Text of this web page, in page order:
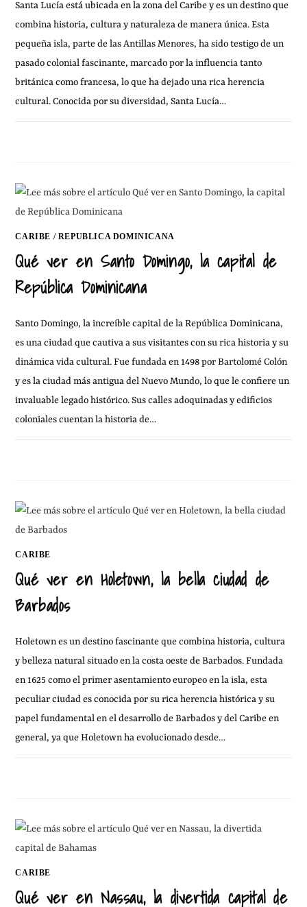
Santa Lucía está ubicada en la zona del Caribe y es un destino que
combina historia, cultura y naturaleza de manera única. Esta
pequeña isla, parte de las Antillas Menores, ha sido testigo de un
pasado colonial fascinante, marcado por la influencia tanto
británica como francesa, lo que ha dejado una rica herencia
cultural. Conocida por su diversidad, Santa Lucía…
CARIBE / REPUBLICA DOMINICANA
Qué ver en Santo Domingo, la capital de
República Dominicana
Santo Domingo, la increíble capital de la República Dominicana,
es una ciudad que cautiva a sus visitantes con su rica historia y su
dinámica vida cultural. Fue fundada en 1498 por Bartolomé Colón
y es la ciudad más antigua del Nuevo Mundo, lo que le confiere un
invaluable legado histórico. Sus calles adoquinadas y edificios
coloniales cuentan la historia de…
CARIBE
Qué ver en Holetown, la bella ciudad de
Barbados
Holetown es un destino fascinante que combina historia, cultura
y belleza natural situado en la costa oeste de Barbados. Fundada
en 1625 como el primer asentamiento europeo en la isla, esta
peculiar ciudad es conocida por su rica herencia histórica y su
papel fundamental en el desarrollo de Barbados y del Caribe en
general, ya que Holetown ha evolucionado desde…
CARIBE
Qué ver en Nassau, la divertida capital de